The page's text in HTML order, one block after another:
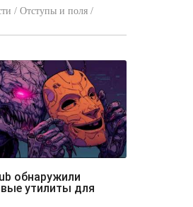
/ Отступы и поля /
/ Видео уроки
утилиты для